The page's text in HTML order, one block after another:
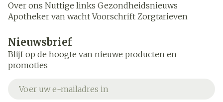
Over ons Nuttige links Gezondheidsnieuws
Apotheker van wacht Voorschrift Zorgtarieven
Nieuwsbrief
Blijf op de hoogte van nieuwe producten en
promoties